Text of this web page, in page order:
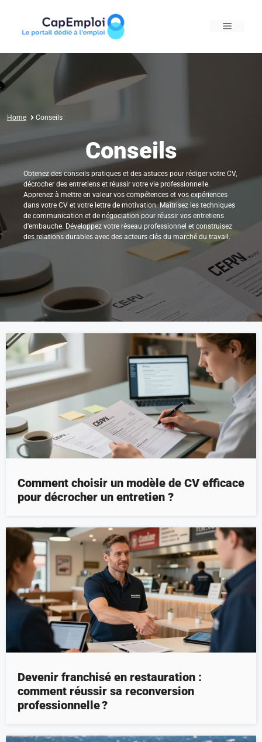
content
MENU
Home Conseils
Conseils
Obtenez des conseils pratiques et des astuces pour rédiger votre CV,
décrocher des entretiens et réussir votre vie professionnelle.
Apprenez à mettre en valeur vos compétences et vos expériences
dans votre CV et votre lettre de motivation. Maîtrisez les techniques
de communication et de négociation pour réussir vos entretiens
d’embauche. Développez votre réseau professionnel et construisez
des relations durables avec des acteurs clés du marché du travail.
Comment choisir un modèle de CV efficace
pour décrocher un entretien ?
Devenir franchisé en restauration :
comment réussir sa reconversion
professionnelle ?